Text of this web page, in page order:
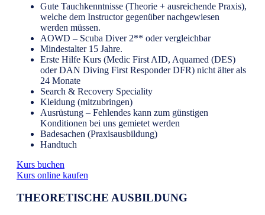
Gute Tauchkenntnisse (Theorie + ausreichende Praxis),
welche dem Instructor gegenüber nachgewiesen
werden müssen.
AOWD – Scuba Diver 2** oder vergleichbar
Mindestalter 15 Jahre.
Erste Hilfe Kurs (Medic First AID, Aquamed (DES)
oder DAN Diving First Responder DFR) nicht älter als
24 Monate
Search & Recovery Speciality
Kleidung (mitzubringen)
Ausrüstung – Fehlendes kann zum günstigen
Konditionen bei uns gemietet werden
Badesachen (Praxisausbildung)
Handtuch
Kurs buchen
Kurs online kaufen
THEORETISCHE AUSBILDUNG